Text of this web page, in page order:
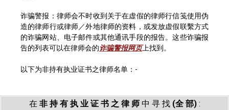
诈骗警报：律师会不时收到关于在虚假的律师行信笺使用伪
造的律师行或律师／外地律师的资料，或发放虚假联繫方式
的诈骗网站、电子邮件或其他通讯手段的报告。这些诈骗报
告的列表可以在律师会的诈骗警报网页上找到。
以下为非持有执业证书之律师名单：-
在 非 持 有 执 业 证 书 之 律 师中 寻 找 (全 部):